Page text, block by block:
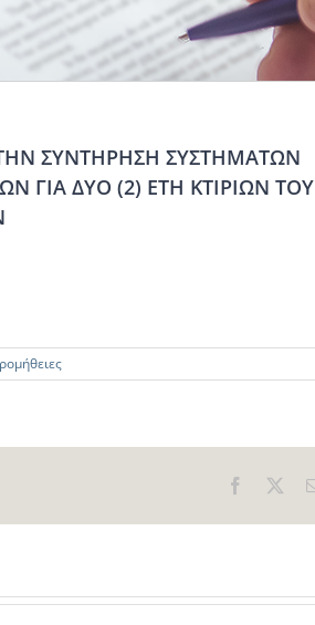
ΣΥΝΤΗΡΗΣΗ ΣΥΣΤΗΜΑΤΩΝ
ΓΙΑ ΔΥΟ (2) ΕΤΗ ΚΤΙΡΙΩΝ ΤΟΥ
Facebook